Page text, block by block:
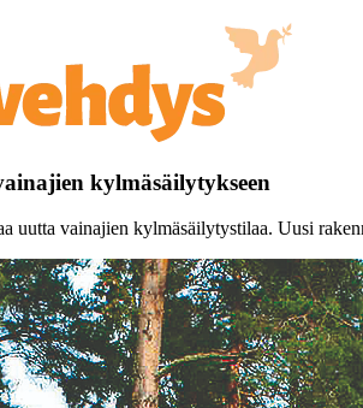
kylmäsäilytykseen
uutta vainajien kylmäsäilytystilaa. Uusi